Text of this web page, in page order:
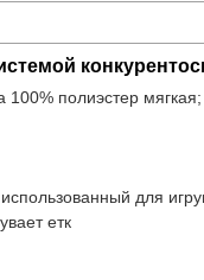
100% полиэстер мягкая;
для
етк